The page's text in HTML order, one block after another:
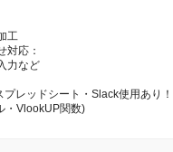
工
対応：
力など
プレッドシート・Slack使用あり！
・VlookUP関数)